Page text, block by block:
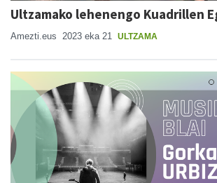
Ultzamako lehenengo Kuadrillen
Amezti.eus 2023 eka 21 ULTZAMA